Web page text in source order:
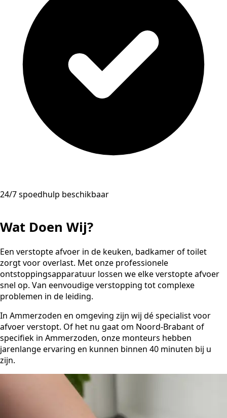
24/7 spoedhulp beschikbaar
Wat Doen Wij?
Een verstopte afvoer in de keuken, badkamer of toilet
zorgt voor overlast. Met onze professionele
ontstoppingsapparatuur lossen we elke verstopte afvoer
snel op. Van eenvoudige verstopping tot complexe
problemen in de leiding.
In Ammerzoden en omgeving zijn wij dé specialist voor
afvoer verstopt. Of het nu gaat om Noord-Brabant of
specifiek in Ammerzoden, onze monteurs hebben
jarenlange ervaring en kunnen binnen 40 minuten bij u
zijn.